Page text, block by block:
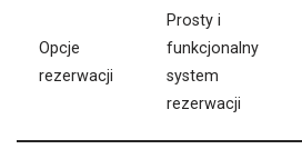
Opcje
rezerwacji
Prosty i
funkcjonalny
system
rezerwacji